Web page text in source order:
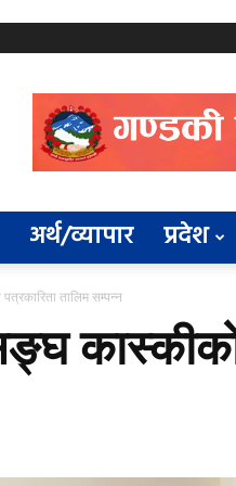
अर्थ/व्यापार प्रदेश
तालिम सम्पन्न